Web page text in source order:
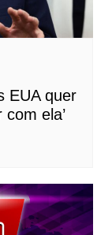
EUA quer
ela’